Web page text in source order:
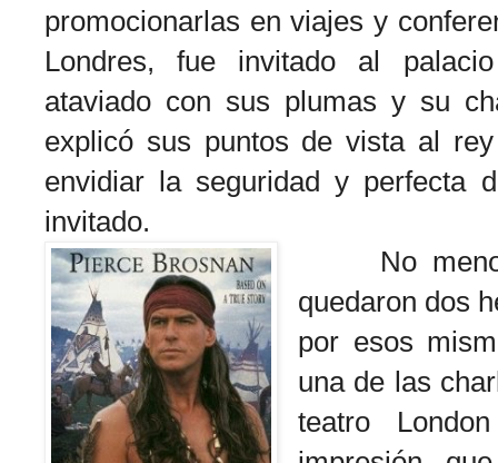
promocionarlas en viajes y
Londres, fue invitado al
ataviado con sus plumas y su
explicó sus puntos de vista al
envidiar la seguridad y perfecta
invitado.
No menos
quedaron dos
por esos
una de las
teatro